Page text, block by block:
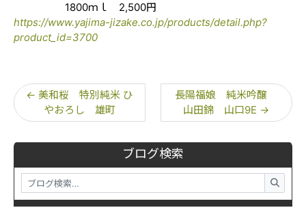
ブログ検索
1800ｍｌ 2,500円
https://www.yajima-jizake.co.jp/products/detail.php?
product_id=3700
← 美和桜 特別純米 ひ
やおろし 雄町
長陽福娘 純米吟醸
山田錦 山口9E →